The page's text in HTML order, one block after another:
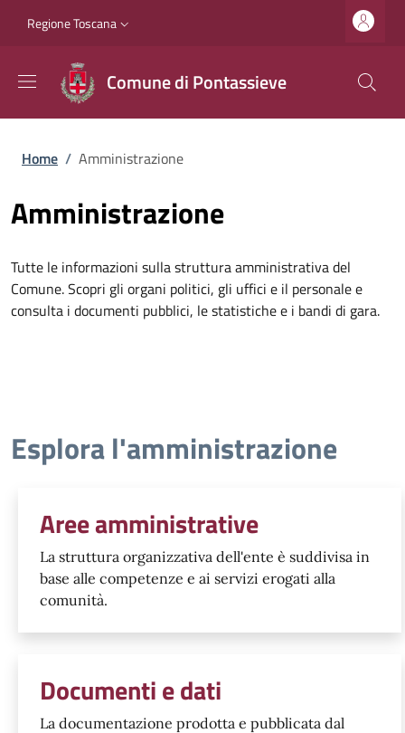
Slim top
Regione Toscana
Comune di Pontassieve
Briciole di pane
Home / Amministrazione
Amministrazione
Tutte le informazioni sulla struttura amministrativa del
Comune. Scopri gli organi politici, gli uffici e il personale e
consulta i documenti pubblici, le statistiche e i bandi di gara.
Esplora l'amministrazione
Aree amministrative
La struttura organizzativa dell'ente è suddivisa in
base alle competenze e ai servizi erogati alla
comunità.
Documenti e dati
La documentazione prodotta e pubblicata dal